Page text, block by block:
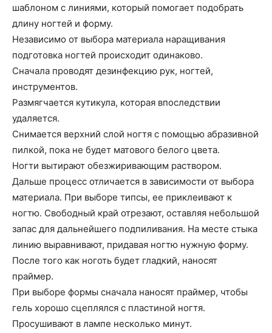
шаблоном с линиями, который помогает подобрать
длину ногтей и форму.
Независимо от выбора материала наращивания
подготовка ногтей происходит одинаково.
Сначала проводят дезинфекцию рук, ногтей,
инструментов.
Размягчается кутикула, которая впоследствии
удаляется.
Снимается верхний слой ногтя с помощью абразивной
пилкой, пока не будет матового белого цвета.
Ногти вытирают обезжиривающим раствором.
Дальше процесс отличается в зависимости от выбора
материала. При выборе типсы, ее приклеивают к
ногтю. Свободный край отрезают, оставляя небольшой
запас для дальнейшего подпиливания. На месте стыка
линию выравнивают, придавая ногтю нужную форму.
После того как ноготь будет гладкий, наносят
праймер.
При выборе формы сначала наносят праймер, чтобы
гель хорошо сцеплялся с пластиной ногтя.
Просушивают в лампе несколько минут.